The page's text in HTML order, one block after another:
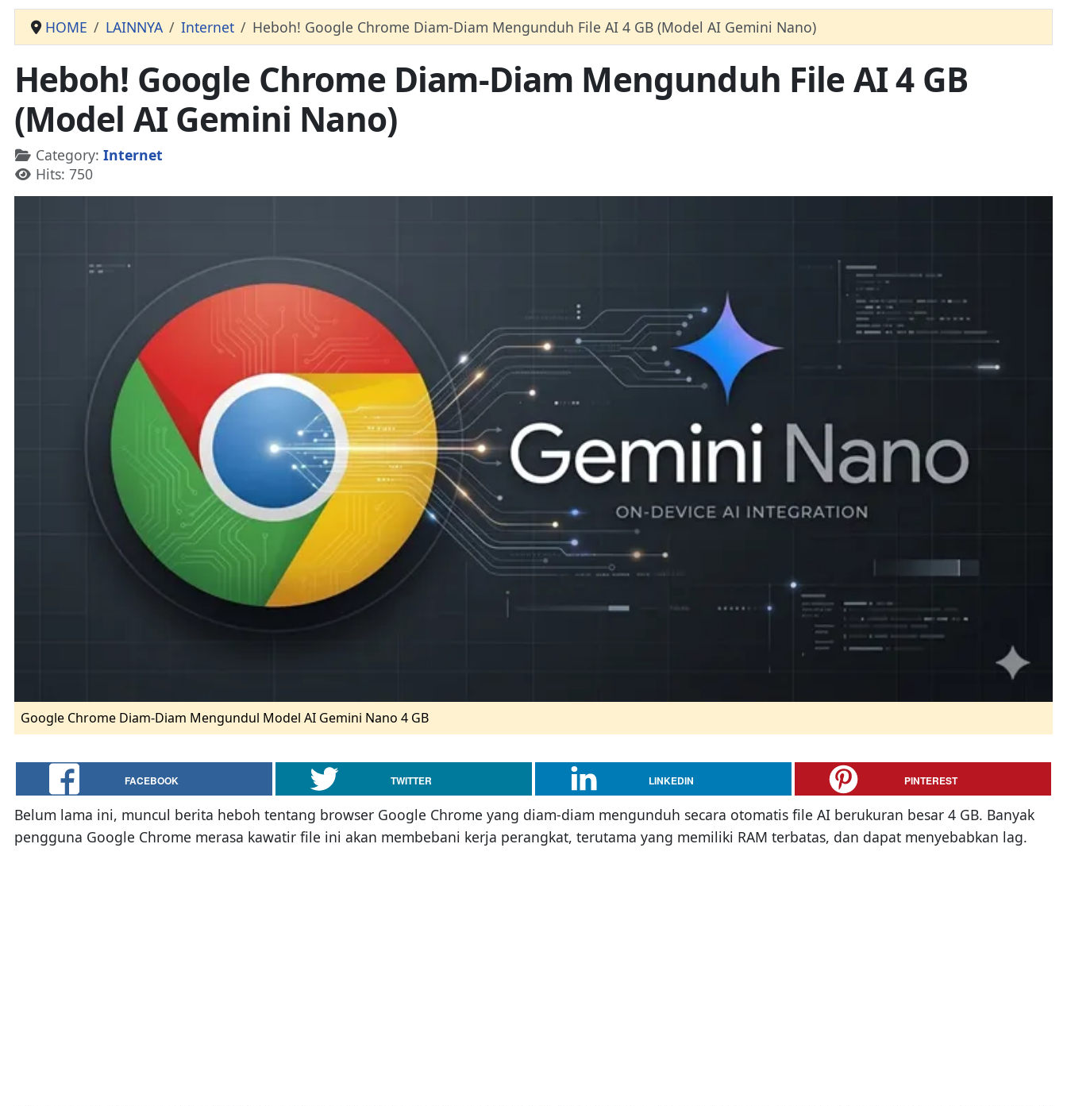
HOME LAINNYA Internet Heboh! Google Chrome Diam-Diam Mengunduh File AI 4 GB (Model AI Gemini Nano)
Heboh! Google Chrome Diam-Diam Mengunduh File AI 4 GB
(Model AI Gemini Nano)
Details
Category: Internet
Hits: 750
Google Chrome Diam-Diam Mengundul Model AI Gemini Nano 4 GB
FACEBOOK TWITTER LINKEDIN PINTEREST
Belum lama ini, muncul berita heboh tentang browser Google Chrome yang diam-diam mengunduh secara otomatis file AI berukuran besar 4 GB. Banyak
pengguna Google Chrome merasa kawatir file ini akan membebani kerja perangkat, terutama yang memiliki RAM terbatas, dan dapat menyebabkan lag.